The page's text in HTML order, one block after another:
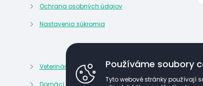
Používáme soubory
Tyto webové stránky používají
Veterinární potřeby
Ochrana osobných údajov
Nastavenia súkromia